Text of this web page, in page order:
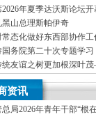
代表处新设立、变更
站设计、制作
申请变更J.外资重庆代
，变更、财税咨询有限公
客户提供上门签约服务
代理合同及保密制度、
司地址挂靠重庆分公司
址挂靠税务报到、
全套优质服务的工商、
年夏季达沃斯论坛
黑山总理斯帕伊奇
常态化做好东西部协作
务院第二十次专题学习
统友谊之树更加根深叶
行国事访问纪实
召开国务院常务会议
资讯
局2026年青年干部“根